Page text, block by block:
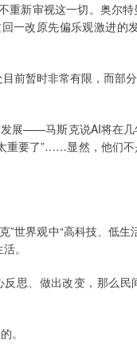
新审视这一切。奥尔特
一改原先偏乐观激进的
前暂时非常有限，而部
发展——马斯克说AI将在
重要了”……显然，他们
世界观中“高科技、低生
。
思、做出改变，那么
。